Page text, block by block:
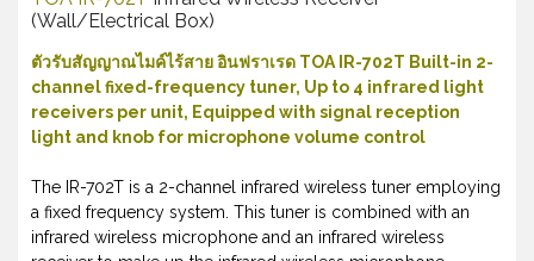
(Wall/Electrical Box)
ตัวรับสัญญาณไมค์ไร้สาย อินฟราเรด TOA IR-702T Built-in 2-
channel fixed-frequency tuner, Up to 4 infrared light
receivers per unit, Equipped with signal reception
light and knob for microphone volume control
The IR-702T is a 2-channel infrared wireless tuner employing
a fixed frequency system. This tuner is combined with an
infrared wireless microphone and an infrared wireless